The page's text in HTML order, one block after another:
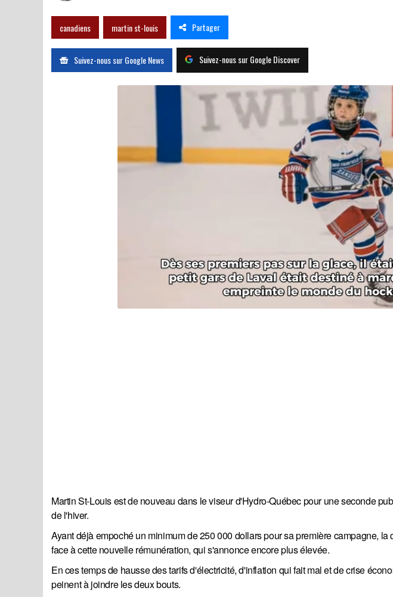
canadiens martin st-louis Partager
Suivez-nous sur Google News Suivez-nous sur Google Discover
Martin St-Louis est de nouveau dans le viseur d'Hydro-Québec pour une seconde
de l'hiver.
Ayant déjà empoché un minimum de 250 000 dollars pour sa première campagne,
face à cette nouvelle rémunération, qui s'annonce encore plus élevée.
En ces temps de hausse des tarifs d'électricité, d'inflation qui fait mal et de crise
peinent à joindre les deux bouts.